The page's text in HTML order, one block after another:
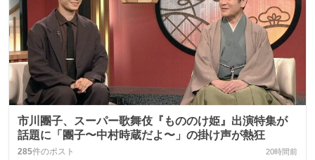
市川團子、スーパー歌舞伎『もののけ姫』出演特集が
話題に「團子〜中村時蔵だよ〜」の掛け声が熱狂
285件のポスト 20時間前